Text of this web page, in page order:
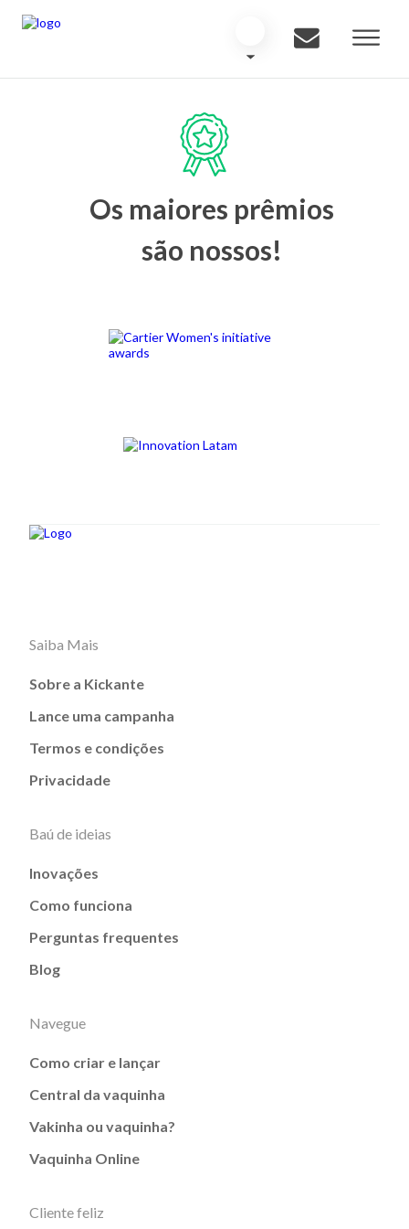
Os maiores prêmios
são nossos!
Saiba Mais
Sobre a Kickante
Lance uma campanha
Termos e condições
Privacidade
Baú de ideias
Inovações
Como funciona
Perguntas frequentes
Blog
Navegue
Como criar e lançar
Central da vaquinha
Vakinha ou vaquinha?
Vaquinha Online
Cliente feliz